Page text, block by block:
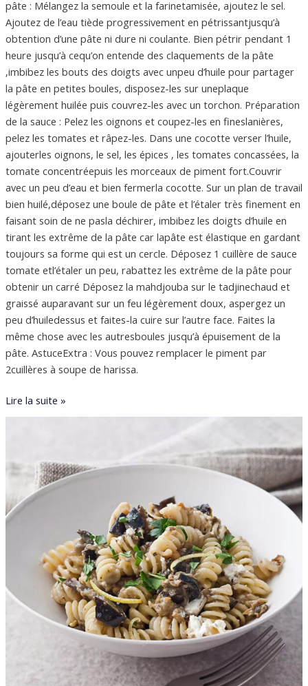
pâte : Mélangez la semoule et la farinetamisée, ajoutez le sel.
Ajoutez de l’eau tiède progressivement en pétrissantjusqu’à
obtention d’une pâte ni dure ni coulante. Bien pétrir pendant 1
heure jusqu’à cequ’on entende des claquements de la pâte
‚imbibez les bouts des doigts avec unpeu d’huile pour partager
la pâte en petites boules, disposez-les sur uneplaque
légèrement huilée puis couvrez-les avec un torchon. Préparation
de la sauce : Pelez les oignons et coupez-les en fineslanières,
pelez les tomates et râpez-les. Dans une cocotte verser l’huile,
ajouterles oignons, le sel, les épices ‚ les tomates concassées, la
tomate concentréepuis les morceaux de piment fort.Couvrir
avec un peu d’eau et bien fermerla cocotte. Sur un plan de travail
bien huilé,déposez une boule de pâte et l’étaler très finement en
faisant soin de ne pasla déchirer, imbibez les doigts d’huile en
tirant les extrême de la pâte car lapâte est élastique en gardant
toujours sa forme qui est un cercle. Déposez 1 cuillère de sauce
tomate etl’étaler un peu, rabattez les extrême de la pâte pour
obtenir un carré Déposez la mahdjouba sur le tadjinechaud et
graissé auparavant sur un feu légèrement doux, aspergez un
peu d’huiledessus et faites-la cuire sur l’autre face. Faites la
même chose avec les autresboules jusqu’à épuisement de la
pâte. AstuceExtra : Vous pouvez remplacer le piment par
2cuillères à soupe de harissa.
Lire la suite »
complet
aubergines